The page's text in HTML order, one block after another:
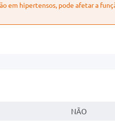
hipertensos, pode afetar a
NÃO